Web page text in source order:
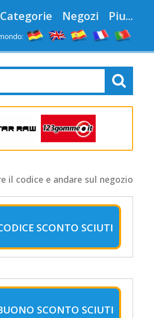
Categorie Negozi Piu...
il codice e andare sul negozio
SCONTO SCIUTI
SCONTO SCIUTI